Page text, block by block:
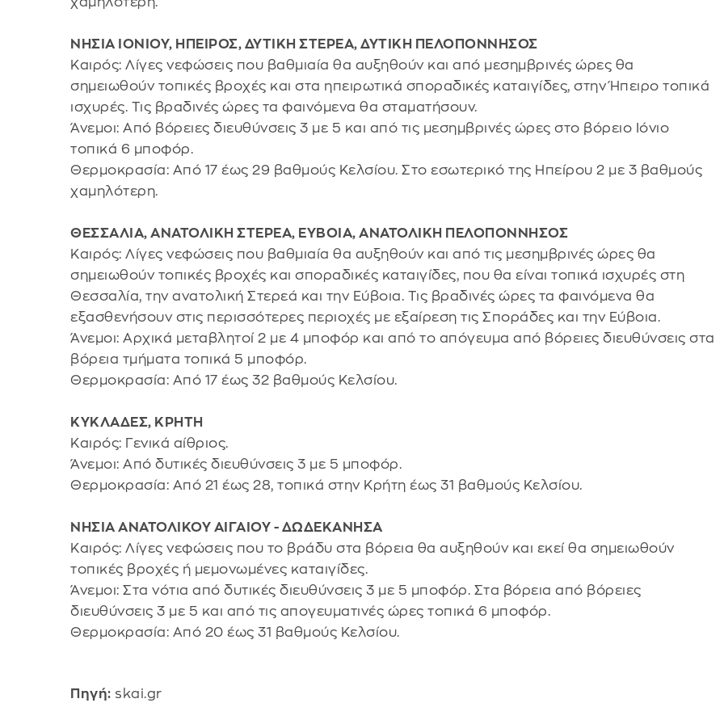
ΝΗΣΙΑ ΙΟΝΙΟΥ, ΗΠΕΙΡΟΣ, ΔΥΤΙΚΗ ΣΤΕΡΕΑ, ΔΥΤΙΚΗ ΠΕΛΟΠΟΝΝΗΣΟΣ
Καιρός: Λίγες νεφώσεις που βαθμιαία θα αυξηθούν και από μεσημβρινές ώρες θα
σημειωθούν τοπικές βροχές και στα ηπειρωτικά σποραδικές καταιγίδες, στην Ήπειρο τοπικά
ισχυρές. Τις βραδινές ώρες τα φαινόμενα θα σταματήσουν.
Άνεμοι: Από βόρειες διευθύνσεις 3 με 5 και από τις μεσημβρινές ώρες στο βόρειο Ιόνιο
τοπικά 6 μποφόρ.
Θερμοκρασία: Από 17 έως 29 βαθμούς Κελσίου. Στο εσωτερικό της Ηπείρου 2 με 3 βαθμούς
χαμηλότερη.
ΘΕΣΣΑΛΙΑ, ΑΝΑΤΟΛΙΚΗ ΣΤΕΡΕΑ, ΕΥΒΟΙΑ, ΑΝΑΤΟΛΙΚΗ ΠΕΛΟΠΟΝΝΗΣΟΣ
Καιρός: Λίγες νεφώσεις που βαθμιαία θα αυξηθούν και από τις μεσημβρινές ώρες θα
σημειωθούν τοπικές βροχές και σποραδικές καταιγίδες, που θα είναι τοπικά ισχυρές στη
Θεσσαλία, την ανατολική Στερεά και την Εύβοια. Τις βραδινές ώρες τα φαινόμενα θα
εξασθενήσουν στις περισσότερες περιοχές με εξαίρεση τις Σποράδες και την Εύβοια.
Άνεμοι: Αρχικά μεταβλητοί 2 με 4 μποφόρ και από το απόγευμα από βόρειες διευθύνσεις στα
βόρεια τμήματα τοπικά 5 μποφόρ.
Θερμοκρασία: Από 17 έως 32 βαθμούς Κελσίου.
ΚΥΚΛΑΔΕΣ, ΚΡΗΤΗ
Καιρός: Γενικά αίθριος.
Άνεμοι: Από δυτικές διευθύνσεις 3 με 5 μποφόρ.
Θερμοκρασία: Από 21 έως 28, τοπικά στην Κρήτη έως 31 βαθμούς Κελσίου.
ΝΗΣΙΑ ΑΝΑΤΟΛΙΚΟΥ ΑΙΓΑΙΟΥ - ΔΩΔΕΚΑΝΗΣΑ
Καιρός: Λίγες νεφώσεις που το βράδυ στα βόρεια θα αυξηθούν και εκεί θα σημειωθούν
τοπικές βροχές ή μεμονωμένες καταιγίδες.
Άνεμοι: Στα νότια από δυτικές διευθύνσεις 3 με 5 μποφόρ. Στα βόρεια από βόρειες
διευθύνσεις 3 με 5 και από τις απογευματινές ώρες τοπικά 6 μποφόρ.
Θερμοκρασία: Από 20 έως 31 βαθμούς Κελσίου.
Πηγή: skai.gr